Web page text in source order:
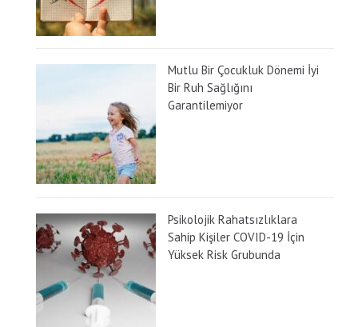
Mutlu Bir Çocukluk Dönemi İyi
Bir Ruh Sağlığını
Garantilemiyor
Psikolojik Rahatsızlıklara
Sahip Kişiler COVID-19 İçin
Yüksek Risk Grubunda